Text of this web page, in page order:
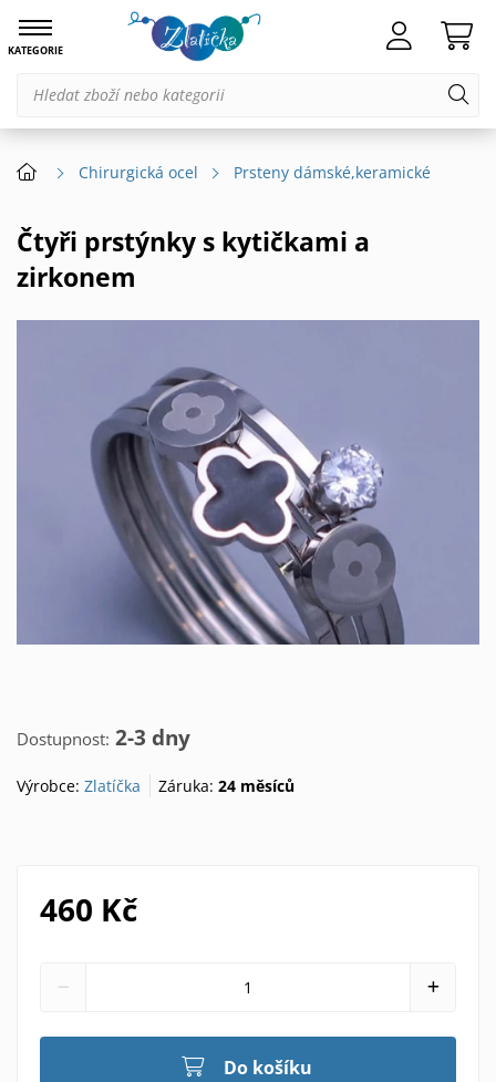
KATEGORIE
Chirurgická ocel Prsteny dámské,keramické
Čtyři prstýnky s kytičkami a
zirkonem
Dostupnost: 2-3 dny
Výrobce: Zlatíčka Záruka:24 měsíců
460 Kč
Do košíku